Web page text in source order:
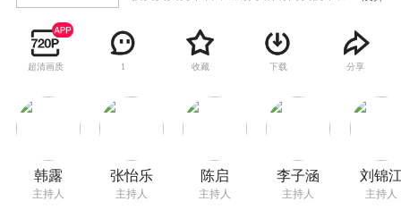
现不同的看点和亮点。赛道将专门针对男女不同
的运动特点，进行不同的关卡设计：男生赛道将
更注重力量与速度，而女生赛道则在智慧与趣味
重重，惊险刺激爆笑升级，更有从热带雨林到冰
河世纪的全新视觉享受，节目从赛制、形式上标
传达，具有自己独特的亮点。作为午间传奇榜样
节目，成功打造品牌合作的优质样板间！伙伴需
求实时响应，专属内容快速上屏，成为面向00后
超清画质 1 收藏 下载 分享
韩露
主持人
张怡乐
主持人
陈启
主持人
李子涵
主持人
刘锦
主持人